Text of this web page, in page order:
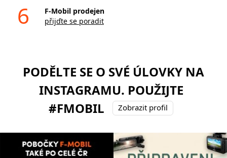
6
F-Mobil prodejen
přijďte se poradit
PODĚLTE SE O SVÉ ÚLOVKY NA
INSTAGRAMU. POUŽIJTE
#FMOBIL
Zobrazit profil